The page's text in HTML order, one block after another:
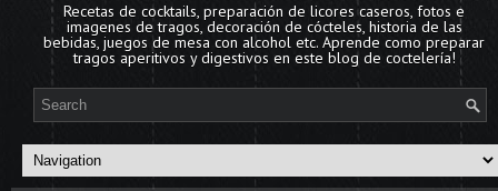
Recetas de cocktails, preparación de licores caseros, fotos e
imagenes de tragos, decoración de cócteles, historia de las
bebidas, juegos de mesa con alcohol etc. Aprende como preparar
tragos aperitivos y digestivos en este blog de coctelería!